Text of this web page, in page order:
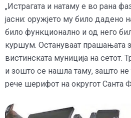
„Истрагата и натаму е во рана
јасни: оружјето му било дадено
било функционално и од него
куршум. Остануваат прашањата
вистинската муниција на сетот.
и зошто се нашла таму, зашто не
рече шерифот на округот